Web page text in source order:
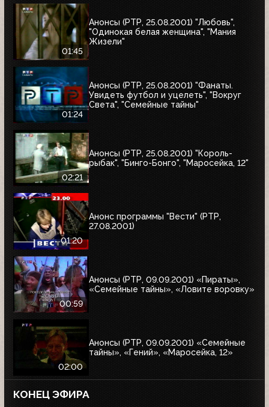
01:45
Анонсы (РТР, 25.08.2001) "Любовь",
"Одинокая белая женщина", "Мания
Жизели"
01:24
Анонсы (РТР, 25.08.2001) "Фанаты.
Увидеть футбол и уцелеть", "Вокруг
Света", "Семейные тайны"
02:21
Анонсы (РТР, 25.08.2001) "Король-
рыбак", "Бинго-Бонго", "Маросейка, 12"
01:20
Анонс программы "Вести" (РТР,
27.08.2001)
00:59
Анонсы (РТР, 09.09.2001) «Пираты»,
«Семейные тайны», «Ловите воровку»
02:00
Анонсы (РТР, 09.09.2001) «Семейные
тайны», «Гений», «Маросейка, 12»
КОНЕЦ ЭФИРА